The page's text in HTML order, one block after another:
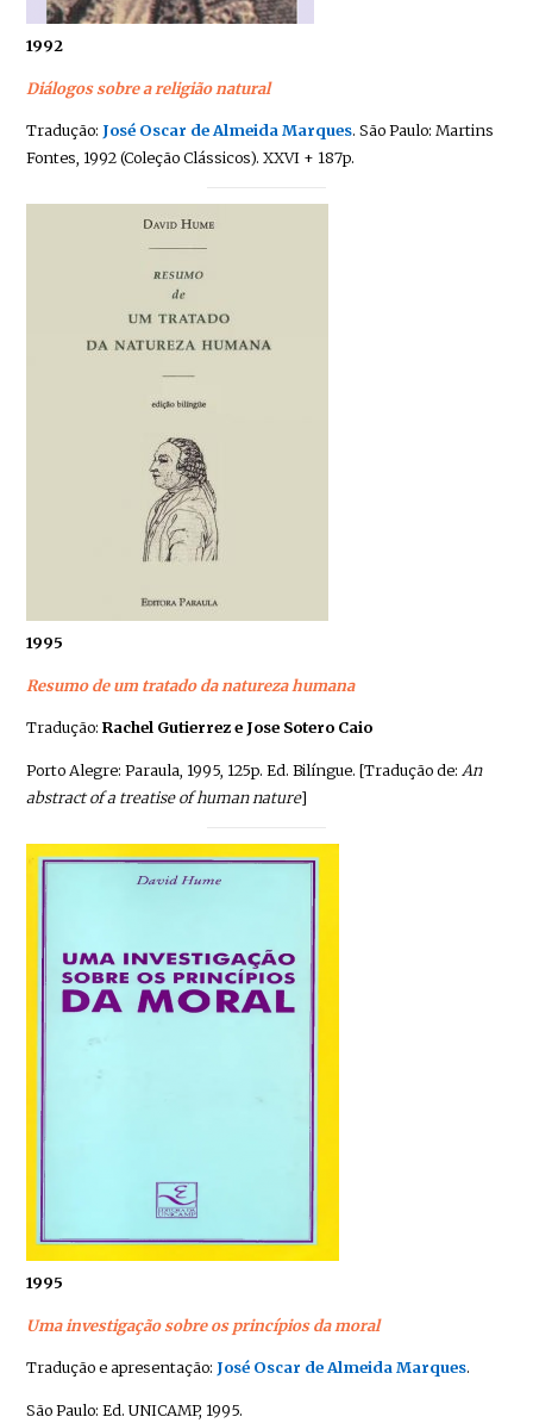
1992
Diálogos sobre a religião natural
Tradução: José Oscar de Almeida Marques. São Paulo: Martins
Fontes, 1992 (Coleção Clássicos). XXVI + 187p.
1995
Resumo de um tratado da natureza humana
Tradução:Rachel Gutierrez e Jose Sotero Caio
Porto Alegre: Paraula, 1995, 125p. Ed. Bilíngue. [Tradução de:An
abstract of a treatise of human nature]
1995
Uma investigação sobre os princípios da moral
Tradução e apresentação: José Oscar de Almeida Marques.
São Paulo: Ed. UNICAMP, 1995.